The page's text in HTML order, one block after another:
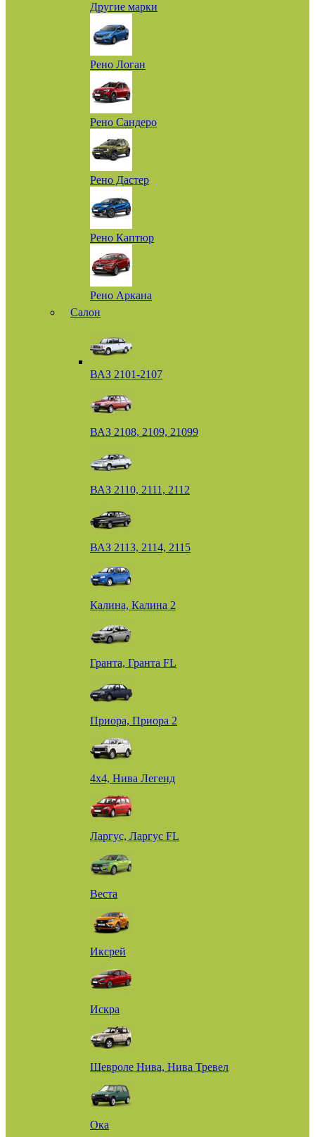
Другие марки
Рено Логан
Рено Сандеро
Рено Дастер
Рено Каптюр
Рено Аркана
Салон
ВАЗ 2101-2107
ВАЗ 2108, 2109, 21099
ВАЗ 2110, 2111, 2112
ВАЗ 2113, 2114, 2115
Калина, Калина 2
Гранта, Гранта FL
Приора, Приора 2
4х4, Нива Легенд
Ларгус, Ларгус FL
Веста
Иксрей
Искра
Шевроле Нива, Нива Тревел
Ока